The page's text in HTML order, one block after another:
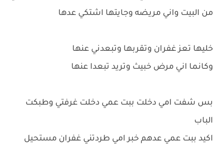
من البيت واني مريضه وجايتها اشتكي عدها
خليها تعز غفران وتقربها وتبعدني عنها
وكانما اني مرض خبيث وتريد تبعدا عنها
بس شفت امي دخلت ببت عمي دخلت غرفتي وطبكت
الباب
اكيد ببت عمي عدهم خبر امي طردتني غفران مستحيل